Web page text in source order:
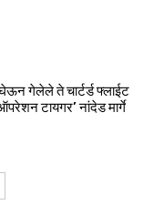
गेलेले ते चार्टर्ड फ्लाईट
टायगर’ नांदेड मार्गे